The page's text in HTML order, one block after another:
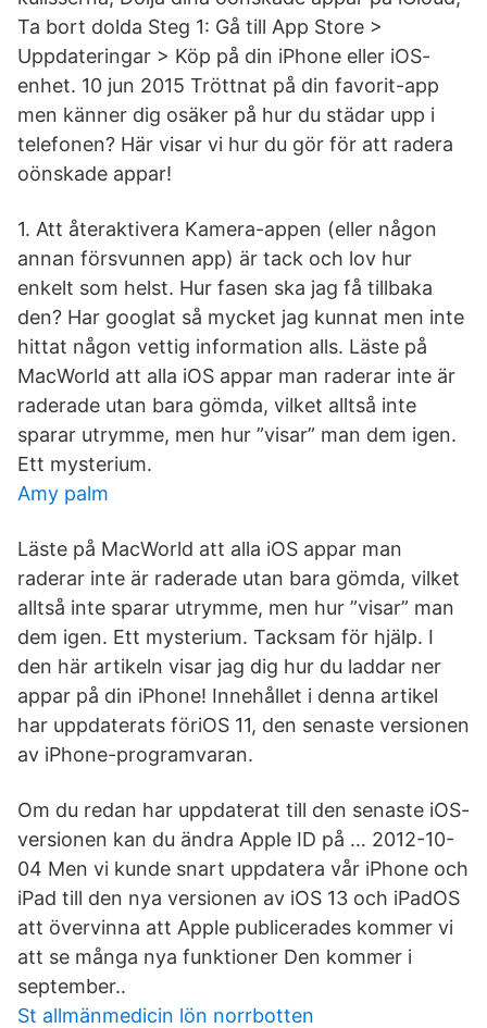
Ta bort dolda Steg 1: Gå till App Store >
Uppdateringar > Köp på din iPhone eller iOS-
enhet. 10 jun 2015 Tröttnat på din favorit-app
men känner dig osäker på hur du städar upp i
telefonen? Här visar vi hur du gör för att radera
oönskade appar!
1. Att återaktivera Kamera-appen (eller någon
annan försvunnen app) är tack och lov hur
enkelt som helst. Hur fasen ska jag få tillbaka
den? Har googlat så mycket jag kunnat men inte
hittat någon vettig information alls. Läste på
MacWorld att alla iOS appar man raderar inte är
raderade utan bara gömda, vilket alltså inte
sparar utrymme, men hur ”visar” man dem igen.
Ett mysterium.
Amy palm
Läste på MacWorld att alla iOS appar man
raderar inte är raderade utan bara gömda, vilket
alltså inte sparar utrymme, men hur ”visar” man
dem igen. Ett mysterium. Tacksam för hjälp. I
den här artikeln visar jag dig hur du laddar ner
appar på din iPhone! Innehållet i denna artikel
har uppdaterats föriOS 11, den senaste versionen
av iPhone-programvaran.
Om du redan har uppdaterat till den senaste iOS-
versionen kan du ändra Apple ID på … 2012-10-
04 Men vi kunde snart uppdatera vår iPhone och
iPad till den nya versionen av iOS 13 och iPadOS
att övervinna att Apple publicerades kommer vi
att se många nya funktioner Den kommer i
september..
St allmänmedicin lön norrbotten